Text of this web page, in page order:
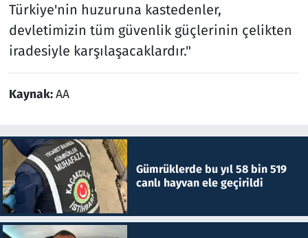
Türkiye'nin huzuruna kastedenler,
devletimizin tüm güvenlik güçlerinin çelikten
iradesiyle karşılaşacaklardır."
Kaynak:AA
Gümrüklerde bu yıl 58 bin 519
canlı hayvan ele geçirildi